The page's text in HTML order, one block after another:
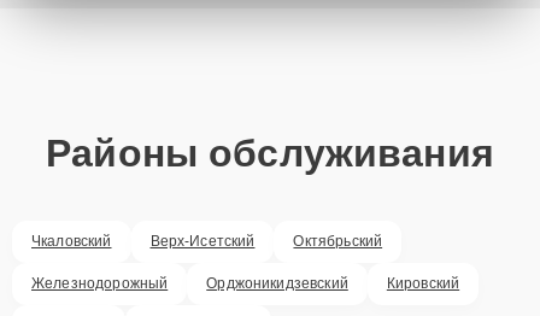
Районы обслуживания
Чкаловский Верх-Исетский Октябрьский
Железнодорожный Орджоникидзевский Кировский